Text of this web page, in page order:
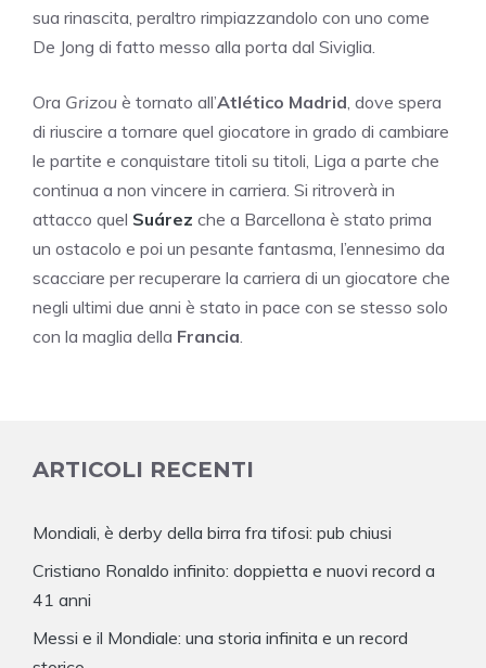
sua rinascita, peraltro rimpiazzandolo con uno come
De Jong di fatto messo alla porta dal Siviglia.
Ora Grizou è tornato all’Atlético Madrid , dove spera
di riuscire a tornare quel giocatore in grado di cambiare
le partite e conquistare titoli su titoli, Liga a parte che
continua a non vincere in carriera. Si ritroverà in
attacco quel Suárez che a Barcellona è stato prima
un ostacolo e poi un pesante fantasma, l’ennesimo da
scacciare per recuperare la carriera di un giocatore che
negli ultimi due anni è stato in pace con se stesso solo
con la maglia della Francia
ARTICOLI RECENTI
Mondiali, è derby della birra fra tifosi: pub chiusi
Cristiano Ronaldo infinito: doppietta e nuovi record a
41 anni
Messi e il Mondiale: una storia infinita e un record